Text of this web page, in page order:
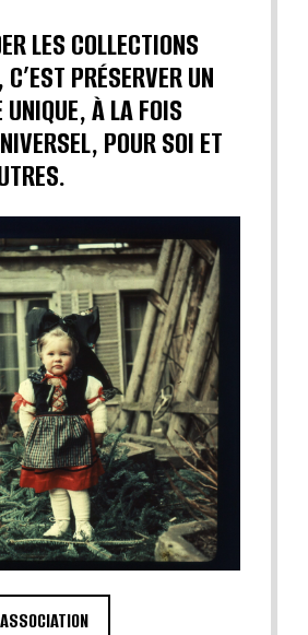
LES COLLECTIONS
PRÉSERVER UN
À LA FOIS
POUR SOI ET